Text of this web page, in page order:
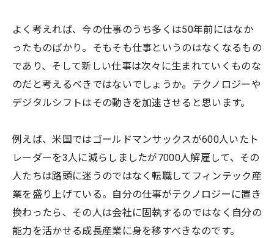
よく考えれば、今の仕事のうち多くは50年前にはなか
ったものばかり。そもそも仕事というのはなくなるもの
であり、そして新しい仕事は次々に生まれていくものな
のだと考えるべきではないでしょうか。テクノロジーや
デジタルシフトはその動きを加速させると思います。
例えば、米国ではゴールドマンサックスが600人いたト
レーダーを3人に減らしましたが7000人解雇して、その
人たちは路頭に迷うのではなく転職してフィンテック産
業を盛り上げている。自分の仕事がテクノロジーに置き
換わったら、その人は会社に固執するのではなく自分の
能力を活かせる成長産業に身を移すべきなのです。